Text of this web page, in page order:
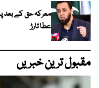
معرکہ حق کے بعد
عطا تارڑ
مقبول ترین خبریں